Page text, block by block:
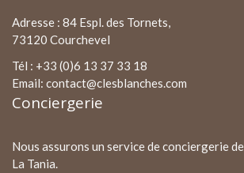
Adresse : 84 Espl. des Tornets,
73120 Courchevel
Tél : +33 (0)6 13 37 33 18
Email: contact@clesblanches.com
Conciergerie
Nous assurons un service de conciergerie
La Tania.